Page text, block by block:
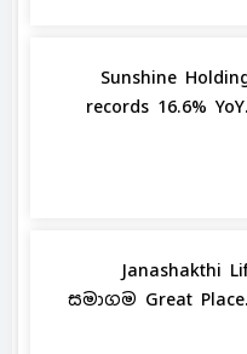
Sunshine
records 16.6%
Janashakthi
සමාගම Great